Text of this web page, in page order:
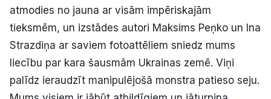
atmodies no jauna ar visām impēriskajām
tieksmēm, un izstādes autori Maksims Peņko un Ina
Strazdiņa ar saviem fotoattēliem sniedz mums
liecību par kara šausmām Ukrainas zemē. Viņi
palīdz ieraudzīt manipulējošā monstra patieso seju.